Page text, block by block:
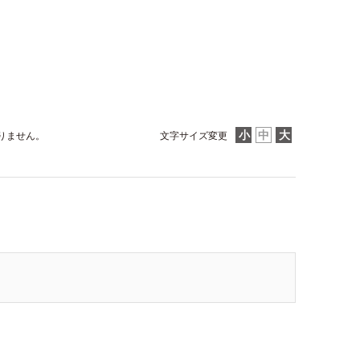
文字サイズ変更
せん。